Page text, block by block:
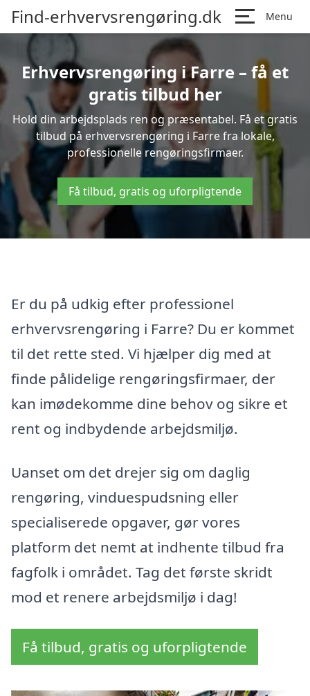
Find-erhvervsrengøring.dk Menu
Erhvervsrengøring i Farre – få et
gratis tilbud her
Hold din arbejdsplads ren og præsentabel. Få et gratis
tilbud på erhvervsrengøring i Farre fra lokale,
professionelle rengøringsfirmaer.
Få tilbud, gratis og uforpligtende
Er du på udkig efter professionel
erhvervsrengøring i Farre? Du er kommet
til det rette sted. Vi hjælper dig med at
finde pålidelige rengøringsfirmaer, der
kan imødekomme dine behov og sikre et
rent og indbydende arbejdsmiljø.
Uanset om det drejer sig om daglig
rengøring, vinduespudsning eller
specialiserede opgaver, gør vores
platform det nemt at indhente tilbud fra
fagfolk i området. Tag det første skridt
mod et renere arbejdsmiljø i dag!
Få tilbud, gratis og uforpligtende